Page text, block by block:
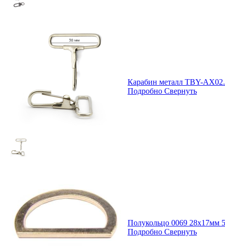
Карабин металл TBY-
Подробно Свернуть
Полукольцо 0069 28х17мм
Подробно Свернуть